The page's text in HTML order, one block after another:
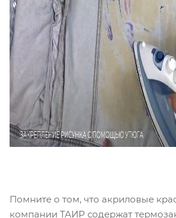
Помните о том, что акриловые
компании ТАИР содержат